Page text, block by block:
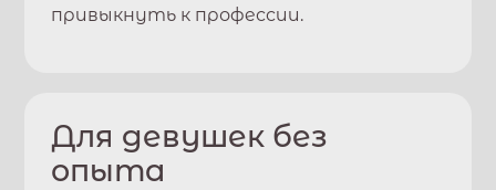
привыкнуть к профессии.
Для девушек без
опыта